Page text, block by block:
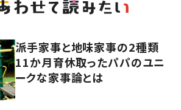
派手家事と地味家事の2種類
11か月育休取ったパパのユニ
ークな家事論とは